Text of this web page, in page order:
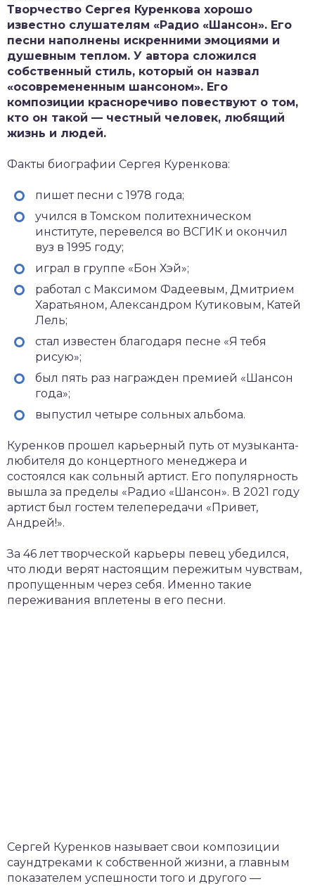
Творчество Сергея Куренкова хорошо
известно слушателям «Радио «Шансон». Его
песни наполнены искренними эмоциями и
душевным теплом. У автора сложился
собственный стиль, который он назвал
«осовремененным шансоном». Его
композиции красноречиво повествуют о том,
кто он такой — честный человек, любящий
жизнь и людей.
Факты биографии Сергея Куренкова:
пишет песни с 1978 года;
учился в Томском политехническом
институте, перевелся во ВСГИК и окончил
вуз в 1995 году;
играл в группе «Бон Хэй»;
работал с Максимом Фадеевым, Дмитрием
Харатьяном, Александром Кутиковым, Катей
Лель;
стал известен благодаря песне «Я тебя
рисую»;
был пять раз награжден премией «Шансон
года»;
выпустил четыре сольных альбома.
Куренков прошел карьерный путь от музыканта-
любителя до концертного менеджера и
состоялся как сольный артист. Его популярность
вышла за пределы «Радио «Шансон». В 2021 году
артист был гостем телепередачи «Привет,
Андрей!».
За 46 лет творческой карьеры певец убедился,
что люди верят настоящим пережитым чувствам,
пропущенным через себя. Именно такие
переживания вплетены в его песни.
Сергей Куренков называет свои композиции
саундтреками к собственной жизни, а главным
показателем успешности того и другого —